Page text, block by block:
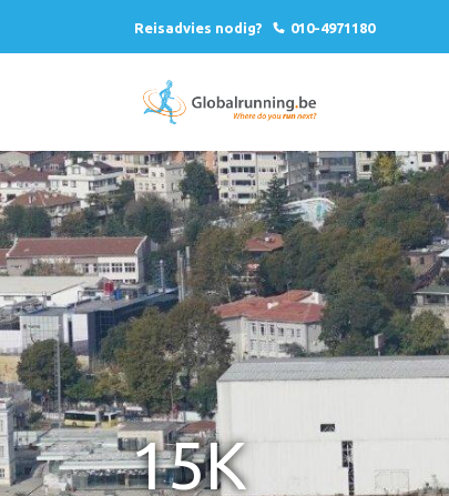
Reisadvies nodig? 010-4971180
15K